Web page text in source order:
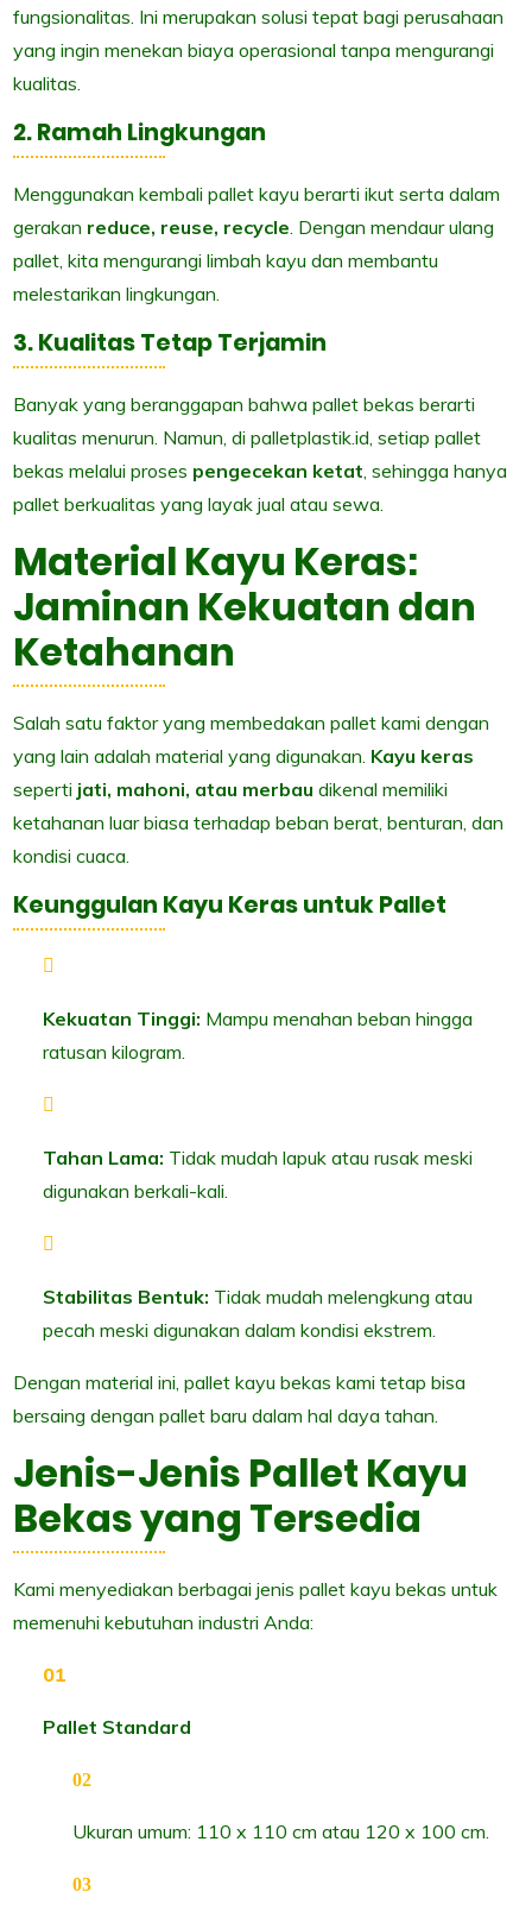
fungsionalitas. Ini merupakan solusi tepat bagi perusahaan
yang ingin menekan biaya operasional tanpa mengurangi
kualitas.
2. Ramah Lingkungan
Menggunakan kembali pallet kayu berarti ikut serta dalam
gerakan reduce, reuse, recycle . Dengan mendaur ulang
pallet, kita mengurangi limbah kayu dan membantu
melestarikan lingkungan.
3. Kualitas Tetap Terjamin
Banyak yang beranggapan bahwa pallet bekas berarti
kualitas menurun. Namun, di palletplastik.id, setiap pallet
bekas melalui proses pengecekan ketat , sehingga hanya
pallet berkualitas yang layak jual atau sewa.
Material Kayu Keras:
Jaminan Kekuatan dan
Ketahanan
Salah satu faktor yang membedakan pallet kami dengan
yang lain adalah material yang digunakan. Kayu keras
seperti jati, mahoni, atau merbau dikenal memiliki
ketahanan luar biasa terhadap beban berat, benturan, dan
kondisi cuaca.
Keunggulan Kayu Keras untuk Pallet
Kekuatan Tinggi: Mampu menahan beban hingga
ratusan kilogram.
Tahan Lama: Tidak mudah lapuk atau rusak meski
digunakan berkali-kali.
Stabilitas Bentuk: Tidak mudah melengkung atau
pecah meski digunakan dalam kondisi ekstrem.
Dengan material ini, pallet kayu bekas kami tetap bisa
bersaing dengan pallet baru dalam hal daya tahan.
Jenis-Jenis Pallet Kayu
Bekas yang Tersedia
Kami menyediakan berbagai jenis pallet kayu bekas untuk
memenuhi kebutuhan industri Anda:
Pallet Standard
Ukuran umum: 110 x 110 cm atau 120 x 100 cm.